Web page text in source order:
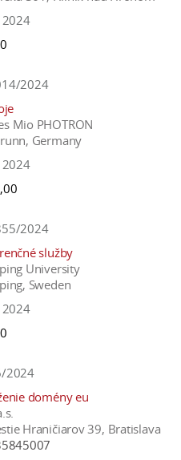
2024
2024
Mio PHOTRON
Germany
2024
2024
služby
University
Sweden
2024
2024
domény eu
Hraničiarov 39, Bratislava